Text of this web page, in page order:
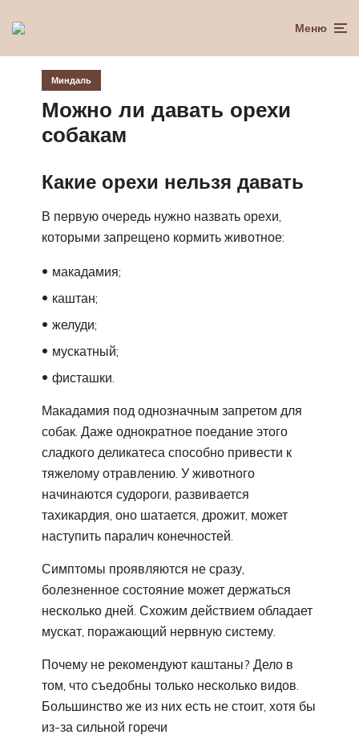
Меню
Миндаль
Можно ли давать орехи
собакам
Какие орехи нельзя давать
В первую очередь нужно назвать орехи,
которыми запрещено кормить животное:
макадамия;
каштан;
желуди;
мускатный;
фисташки.
Макадамия под однозначным запретом для
собак. Даже однократное поедание этого
сладкого деликатеса способно привести к
тяжелому отравлению. У животного
начинаются судороги, развивается
тахикардия, оно шатается, дрожит, может
наступить паралич конечностей.
Симптомы проявляются не сразу,
болезненное состояние может держаться
несколько дней. Схожим действием обладает
мускат, поражающий нервную систему.
Почему не рекомендуют каштаны? Дело в
том, что съедобны только несколько видов.
Большинство же из них есть не стоит, хотя бы
из-за сильной горечи